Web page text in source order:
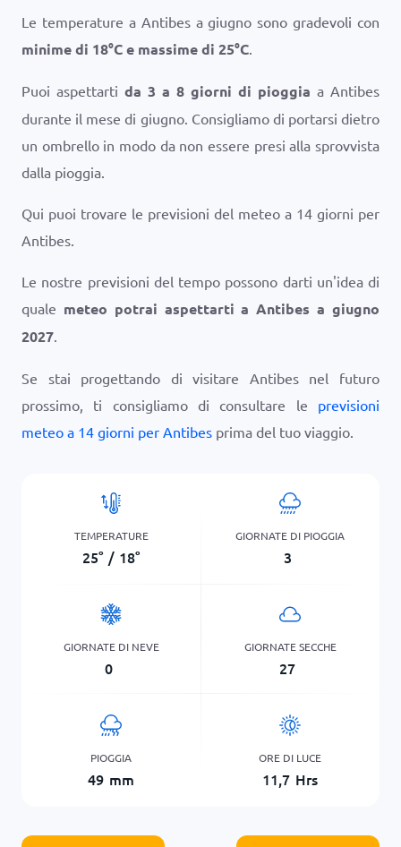
Le temperature a Antibes a giugno sono gradevoli con
minime di 18°Ce massime di 25°C.
Puoi aspettarti da 3 a 8 giorni di pioggia a Antibes
durante il mese di giugno. Consigliamo di portarsi dietro
un ombrello in modo da non essere presi alla sprovvista
dalla pioggia.
Qui puoi trovare le previsioni del meteo a 14 giorni per
Antibes.
Le nostre previsioni del tempo possono darti un'idea di
quale meteo potrai aspettarti a Antibes a giugno
2027.
Se stai progettando di visitare Antibes nel futuro
prossimo, ti consigliamo di consultare le previsioni
meteo a 14 giorni per Antibes prima del tuo viaggio.
TEMPERATURE
25° / 18°
GIORNATE DI PIOGGIA
3
GIORNATE DI NEVE
0
GIORNATE SECCHE
27
PIOGGIA
49 mm
ORE DI LUCE
11,7 Hrs